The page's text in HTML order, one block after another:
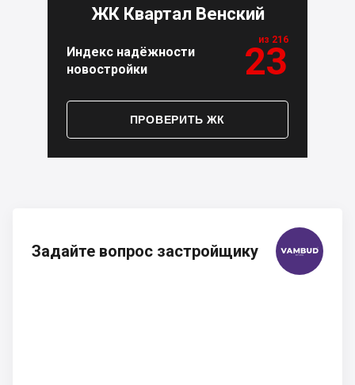
ЖК Квартал Венский
Индекс надёжности
новостройки
из 216
23
ПРОВЕРИТЬ ЖК
Задайте вопрос застройщику